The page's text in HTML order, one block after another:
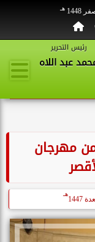
هـ
رئيس التحرير
عبد اللاه
فعاليات الدورة الـ15 من مهرجان
هـ